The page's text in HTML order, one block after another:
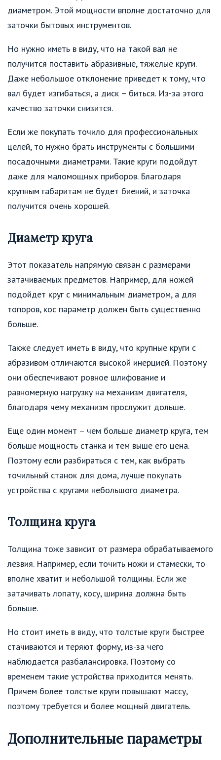
диаметром. Этой мощности вполне достаточно для
заточки бытовых инструментов.
Но нужно иметь в виду, что на такой вал не
получится поставить абразивные, тяжелые круги.
Даже небольшое отклонение приведет к тому, что
вал будет изгибаться, а диск – биться. Из-за этого
качество заточки снизится.
Если же покупать точило для профессиональных
целей, то нужно брать инструменты с большими
посадочными диаметрами. Такие круги подойдут
даже для маломощных приборов. Благодаря
крупным габаритам не будет биений, и заточка
получится очень хорошей.
Диаметр круга
Этот показатель напрямую связан с размерами
затачиваемых предметов. Например, для ножей
подойдет круг с минимальным диаметром, а для
топоров, кос параметр должен быть существенно
больше.
Также следует иметь в виду, что крупные круги с
абразивом отличаются высокой инерцией. Поэтому
они обеспечивают ровное шлифование и
равномерную нагрузку на механизм двигателя,
благодаря чему механизм прослужит дольше.
Еще один момент – чем больше диаметр круга, тем
больше мощность станка и тем выше его цена.
Поэтому если разбираться с тем, как выбрать
точильный станок для дома, лучше покупать
устройства с кругами небольшого диаметра.
Толщина круга
Толщина тоже зависит от размера обрабатываемого
лезвия. Например, если точить ножи и стамески, то
вполне хватит и небольшой толщины. Если же
затачивать лопату, косу, ширина должна быть
больше.
Но стоит иметь в виду, что толстые круги быстрее
стачиваются и теряют форму, из-за чего
наблюдается разбалансировка. Поэтому со
временем такие устройства приходится менять.
Причем более толстые круги повышают массу,
поэтому требуется и более мощный двигатель.
Дополнительные параметры